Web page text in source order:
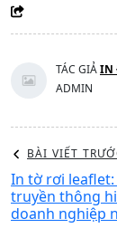
TÁC GIẢIN
ADMIN
BÀI VIẾT
In tờ rơi leaflet:
truyền thông
doanh nghiệp